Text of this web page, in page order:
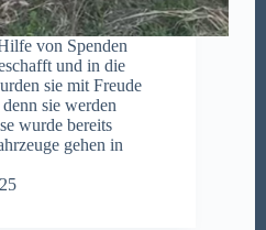
von Spenden
und in die
sie mit Freude
sie werden
wurde bereits
gehen in